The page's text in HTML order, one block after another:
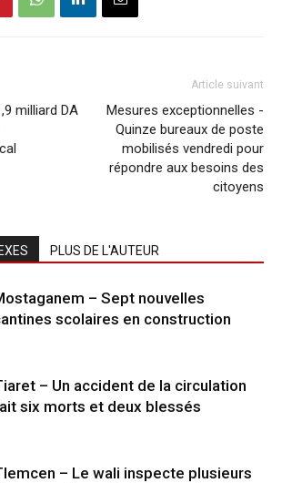
milliard DA
Article suivant
Mesures exceptionnelles -
Quinze bureaux de poste
mobilisés vendredi pour
répondre aux besoins des
citoyens
PLUS DE L'AUTEUR
– Sept nouvelles
scolaires en construction
– Un accident de la circulation
six morts et deux blessés
– Le wali inspecte plusieurs